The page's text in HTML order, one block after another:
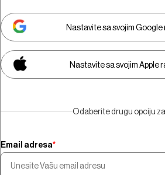
Morate biti
gledali video
Pretplatite
Nastavite sa svojim
Nastavite sa svojim Apple
Odaberite drugu opciju
Email adresa*